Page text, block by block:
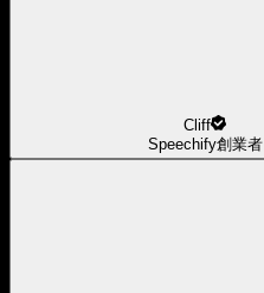
Cliff
Speechify創業者